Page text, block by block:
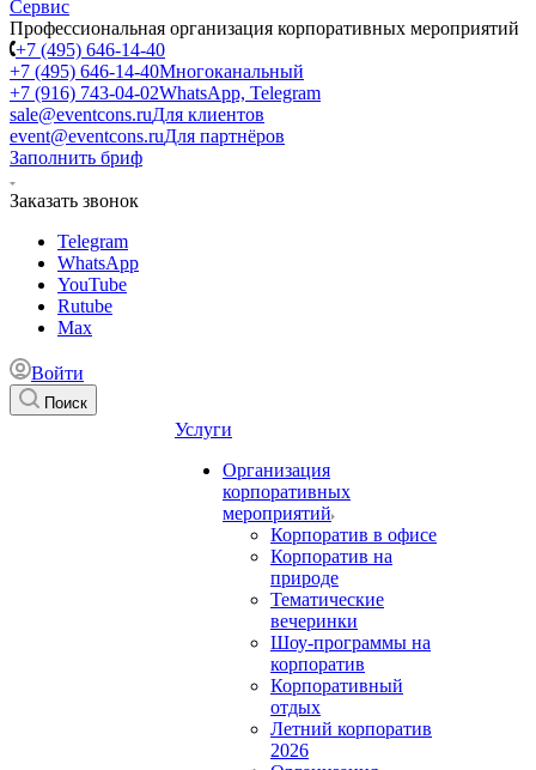
Профессиональная организация корпоративных мероприятий
+7 (495) 646-14-40
+7 (495) 646-14-40Многоканальный
+7 (916) 743-04-02WhatsApp, Telegram
sale@eventcons.ruДля клиентов
event@eventcons.ruДля партнёров
Заполнить бриф
Заказать звонок
Telegram
WhatsApp
YouTube
Rutube
Max
Войти
Поиск
Услуги
Организация
корпоративных
мероприятий
Корпоратив в офисе
Корпоратив на
природе
Тематические
вечеринки
Шоу-программы на
корпоратив
Корпоративный
отдых
Летний корпоратив
2026